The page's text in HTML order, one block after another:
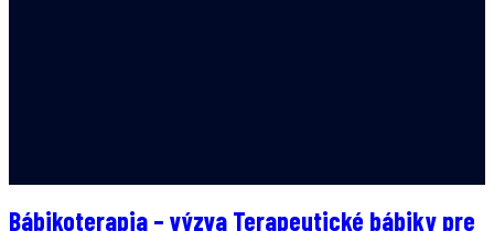
Bábikoterapia – výzva Terapeutické bábiky pre